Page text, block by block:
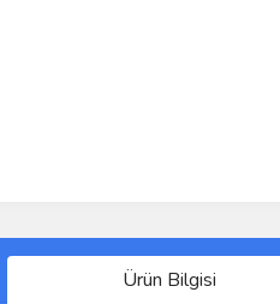
Ürün Bilgisi